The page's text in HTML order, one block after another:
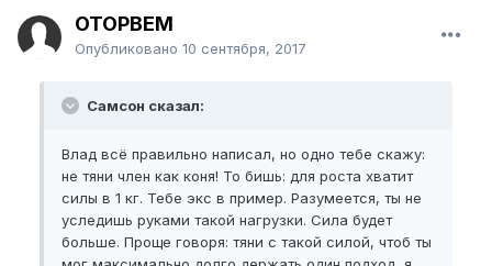
OTOPBEM
Опубликовано 10 сентября, 2017
Самсон сказал:
Влад всё правильно написал, но одно тебе скажу:
не тяни член как коня! То бишь: для роста хватит
силы в 1 кг. Тебе экс в пример. Разумеется, ты не
уследишь руками такой нагрузки. Сила будет
больше. Проще говоря: тяни с такой силой, чтоб ты